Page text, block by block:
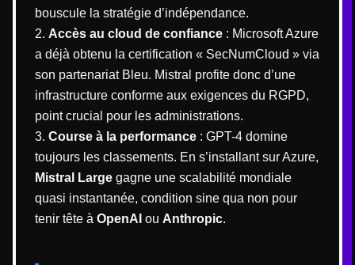
bouscule la stratégie d’indépendance.
Accès au cloud de confiance : Microsoft Azure
a déjà obtenu la certification « SecNumCloud » via
son partenariat Bleu. Mistral profite donc d’une
infrastructure conforme aux exigences du RGPD,
point crucial pour les administrations.
Course à la performance : GPT-4 domine
toujours les classements. En s’installant sur Azure,
Mistral Large gagne une scalabilité mondiale
quasi instantanée, condition sine qua non pour
tenir tête à OpenAI ou Anthropic.